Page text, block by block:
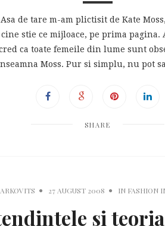
de tare m-am plictisit de Kate
stie ce mijloace, pe prima pagina.
ca toate femeile din lume sunt
Moss. Pur si simplu, nu pot
SHARE
27 AUGUST 2008 IN FASHION
si